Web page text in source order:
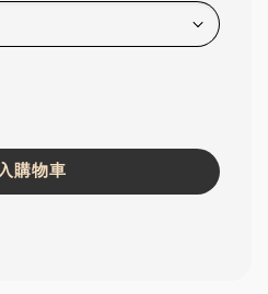
購物車